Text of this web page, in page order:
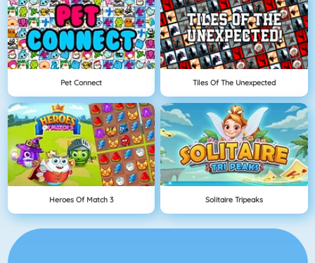
Pet Connect Tiles Of The Unexpected
Heroes Of Match 3 Solitaire Tripeaks